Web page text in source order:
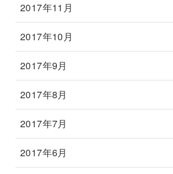
2017年11月
2017年10月
2017年9月
2017年8月
2017年7月
2017年6月